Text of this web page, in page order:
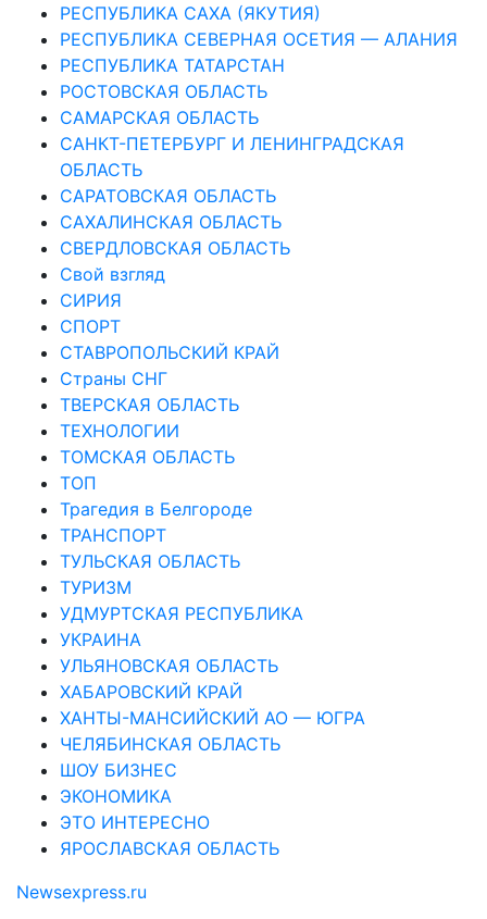
РЕСПУБЛИКА САХА (ЯКУТИЯ)
РЕСПУБЛИКА СЕВЕРНАЯ ОСЕТИЯ — АЛАНИЯ
РЕСПУБЛИКА ТАТАРСТАН
РОСТОВСКАЯ ОБЛАСТЬ
САМАРСКАЯ ОБЛАСТЬ
САНКТ-ПЕТЕРБУРГ И ЛЕНИНГРАДСКАЯ
ОБЛАСТЬ
САРАТОВСКАЯ ОБЛАСТЬ
САХАЛИНСКАЯ ОБЛАСТЬ
СВЕРДЛОВСКАЯ ОБЛАСТЬ
Свой взгляд
СИРИЯ
СПОРТ
СТАВРОПОЛЬСКИЙ КРАЙ
Страны СНГ
ТВЕРСКАЯ ОБЛАСТЬ
ТЕХНОЛОГИИ
ТОМСКАЯ ОБЛАСТЬ
ТОП
Трагедия в Белгороде
ТРАНСПОРТ
ТУЛЬСКАЯ ОБЛАСТЬ
ТУРИЗМ
УДМУРТСКАЯ РЕСПУБЛИКА
УКРАИНА
УЛЬЯНОВСКАЯ ОБЛАСТЬ
ХАБАРОВСКИЙ КРАЙ
ХАНТЫ-МАНСИЙСКИЙ АО — ЮГРА
ЧЕЛЯБИНСКАЯ ОБЛАСТЬ
ШОУ БИЗНЕС
ЭКОНОМИКА
ЭТО ИНТЕРЕСНО
ЯРОСЛАВСКАЯ ОБЛАСТЬ
Newsexpress.ru